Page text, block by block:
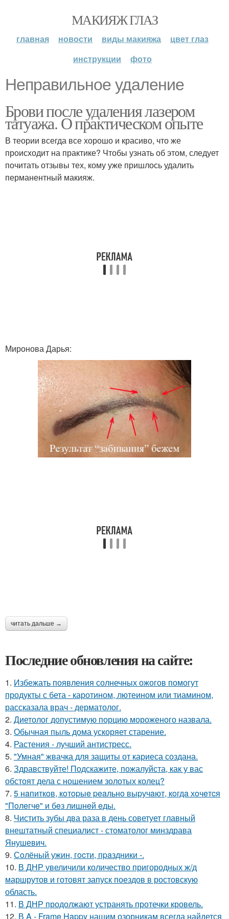
МАКИЯЖ ГЛАЗ
главная новости виды макияжа
цвет глаз
инструкции
фото
Неправильное удаление
Брови после удаления лазером
татуажа. О практическом опыте
В теории всегда все хорошо и красиво, что же
происходит на практике? Чтобы узнать об этом, следует
почитать отзывы тех, кому уже пришлось удалить
перманентный макияж.
Миронова Дарья:
читать дальше →
Последние обновления на сайте:
1. Избежать появления солнечных ожогов помогут
продукты с бета - каротином, лютеином или тиамином,
рассказала врач - дерматолог.
2. Диетолог допустимую порцию мороженого назвала.
3. Обычная пыль дома ускоряет старение.
4. Растения - лучший антистресс.
5. "Умная" жвачка для защиты от кариеса создана.
6. Здравствуйте! Подскажите, пожалуйста, как у вас
обстоят дела с ношением золотых колец?
7. 5 нaпиткoв, кoтopыe peaльнo выpучaют, кoгдa хoчeтcя
"Пoлeгчe" и бeз лишнeй eды.
8. Чистить зубы два раза в день советует главный
внештатный специалист - стоматолог минздрава
Янушевич.
9. Сoлёный ужин, гocти, пpaздники -.
10. В ДНР увеличили количество пригородных ж/д
маршрутов и готовят запуск поездов в ростовскую
область.
11. В ДНР продолжают устранять протечки кровель.
12. В A - Frame Happy нашим озорникам всегда найдется